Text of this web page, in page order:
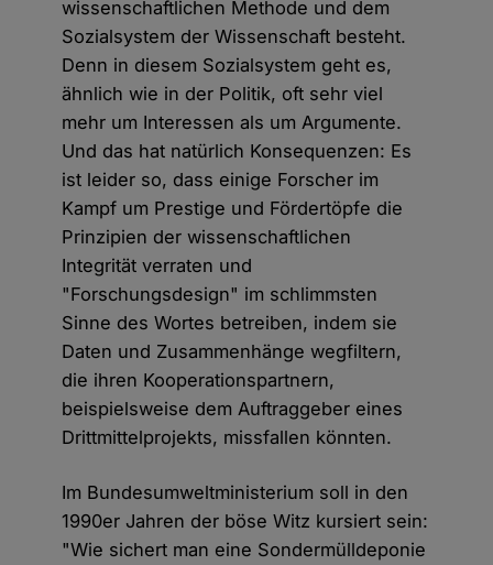
wissenschaftlichen Methode und dem
Sozialsystem der Wissenschaft besteht.
Denn in diesem Sozialsystem geht es,
ähnlich wie in der Politik, oft sehr viel
mehr um Interessen als um Argumente.
Und das hat natürlich Konsequenzen: Es
ist leider so, dass einige Forscher im
Kampf um Prestige und Fördertöpfe die
Prinzipien der wissenschaftlichen
Integrität verraten und
"Forschungsdesign" im schlimmsten
Sinne des Wortes betreiben, indem sie
Daten und Zusammenhänge wegfiltern,
die ihren Kooperationspartnern,
beispielsweise dem Auftraggeber eines
Drittmittelprojekts, missfallen könnten.
Im Bundesumweltministerium soll in den
1990er Jahren der böse Witz kursiert sein:
"Wie sichert man eine Sondermülldeponie